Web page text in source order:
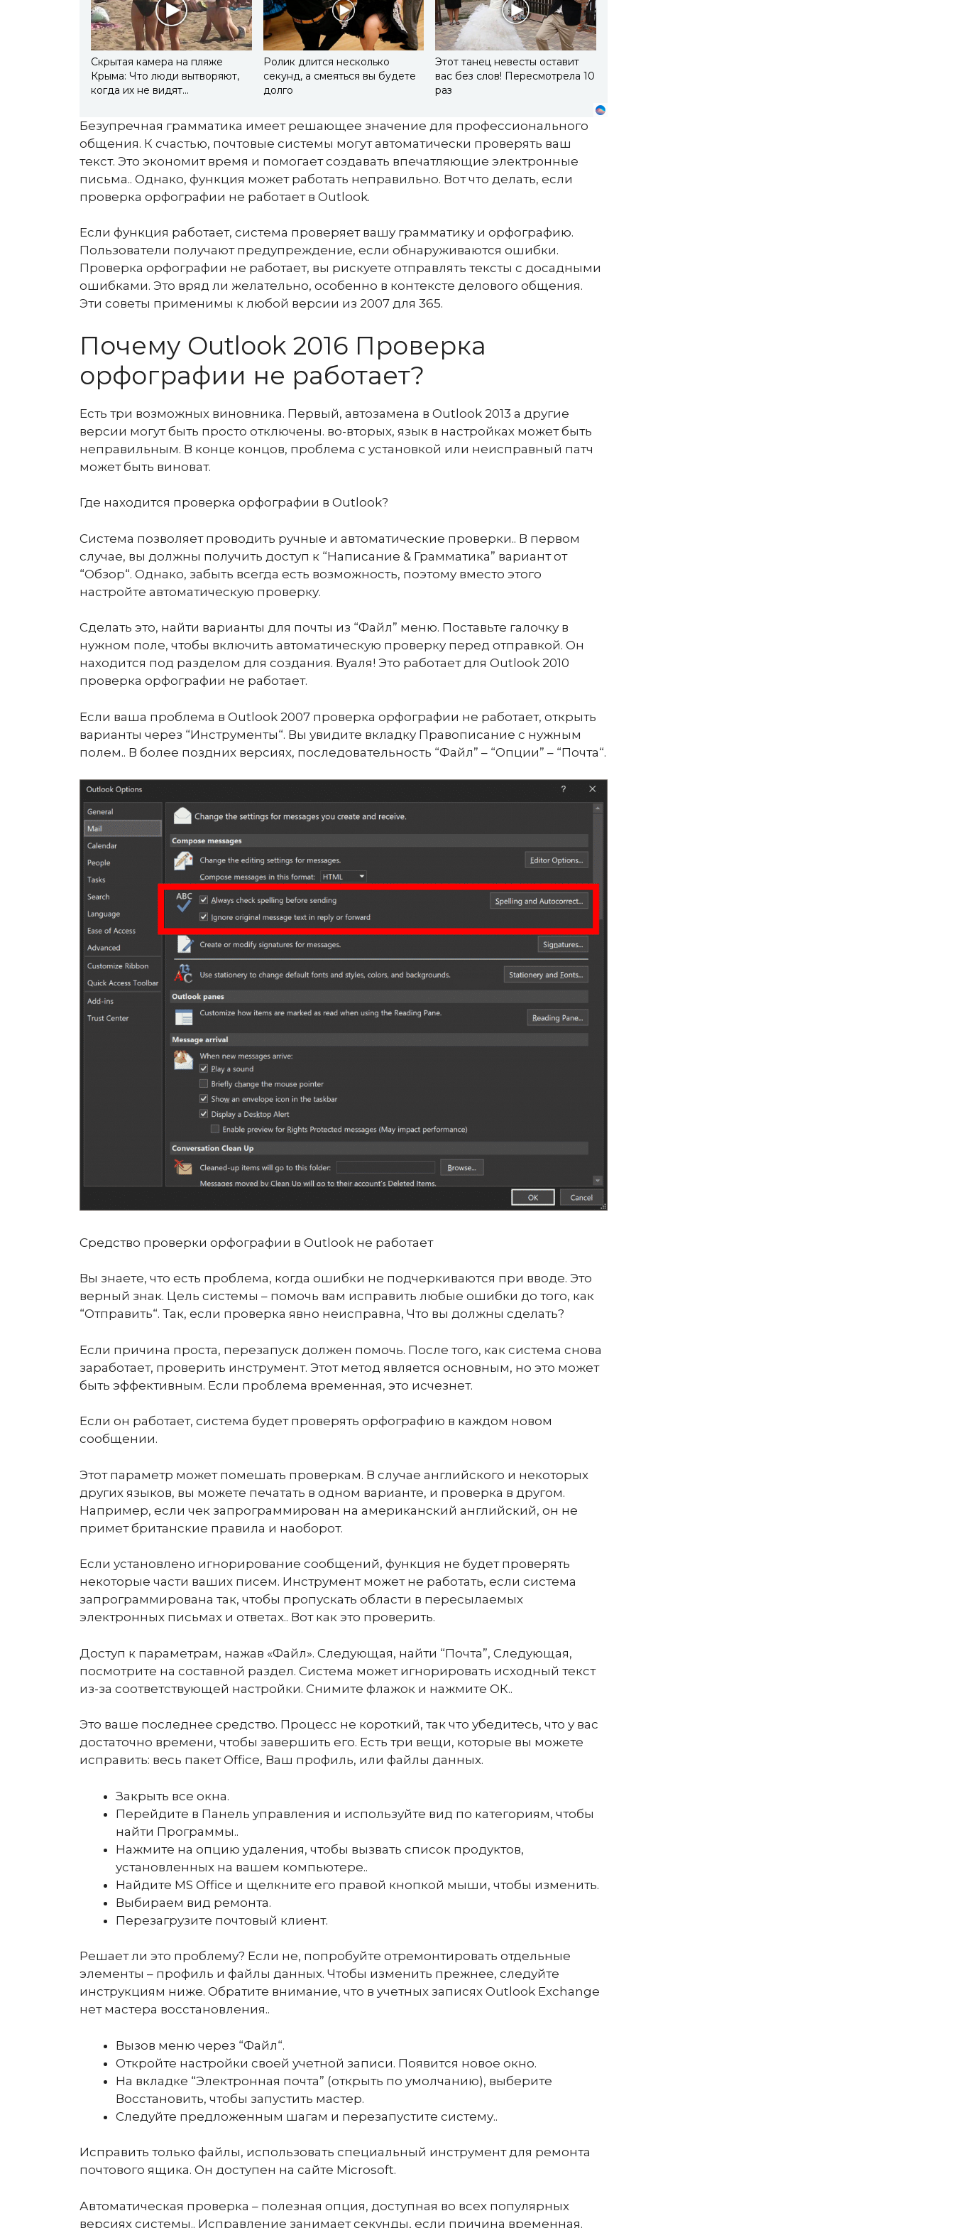
Скрытая камера на пляже
Крыма: Что люди вытворяют,
когда их не видят...
Ролик длится несколько
секунд, а смеяться вы будете
долго
Этот танец невесты оставит
вас без слов! Пересмотрела 10
раз
Безупречная грамматика имеет решающее значение для профессионального
общения. К счастью, почтовые системы могут автоматически проверять ваш
текст. Это экономит время и помогает создавать впечатляющие электронные
письма.. Однако, функция может работать неправильно. Вот что делать, если
проверка орфографии не работает в Outlook.
Если функция работает, система проверяет вашу грамматику и орфографию.
Пользователи получают предупреждение, если обнаруживаются ошибки.
Проверка орфографии не работает, вы рискуете отправлять тексты с досадными
ошибками. Это вряд ли желательно, особенно в контексте делового общения.
Эти советы применимы к любой версии из 2007 для 365.
Почему Outlook 2016 Проверка
орфографии не работает?
Есть три возможных виновника. Первый, автозамена в Outlook 2013 а другие
версии могут быть просто отключены. во-вторых, язык в настройках может быть
неправильным. В конце концов, проблема с установкой или неисправный патч
может быть виноват.
Где находится проверка орфографии в Outlook?
Система позволяет проводить ручные и автоматические проверки.. В первом
случае, вы должны получить доступ к “Написание & Грамматика” вариант от
“Обзор“. Однако, забыть всегда есть возможность, поэтому вместо этого
настройте автоматическую проверку.
Сделать это, найти варианты для почты из “Файл” меню. Поставьте галочку в
нужном поле, чтобы включить автоматическую проверку перед отправкой. Он
находится под разделом для создания. Вуаля! Это работает для Outlook 2010
проверка орфографии не работает.
Если ваша проблема в Outlook 2007 проверка орфографии не работает, открыть
варианты через “Инструменты“. Вы увидите вкладку Правописание с нужным
полем.. В более поздних версиях, последовательность “Файл” – “Опции” – “Почта“.
Средство проверки орфографии в Outlook не работает
Вы знаете, что есть проблема, когда ошибки не подчеркиваются при вводе. Это
верный знак. Цель системы – помочь вам исправить любые ошибки до того, как
“Отправить“. Так, если проверка явно неисправна, Что вы должны сделать?
Если причина проста, перезапуск должен помочь. После того, как система снова
заработает, проверить инструмент. Этот метод является основным, но это может
быть эффективным. Если проблема временная, это исчезнет.
Если он работает, система будет проверять орфографию в каждом новом
сообщении.
Этот параметр может помешать проверкам. В случае английского и некоторых
других языков, вы можете печатать в одном варианте, и проверка в другом.
Например, если чек запрограммирован на американский английский, он не
примет британские правила и наоборот.
Если установлено игнорирование сообщений, функция не будет проверять
некоторые части ваших писем. Инструмент может не работать, если система
запрограммирована так, чтобы пропускать области в пересылаемых
электронных письмах и ответах.. Вот как это проверить.
Доступ к параметрам, нажав «Файл». Следующая, найти “Почта”, Следующая,
посмотрите на составной раздел. Система может игнорировать исходный текст
из-за соответствующей настройки. Снимите флажок и нажмите ОК..
Это ваше последнее средство. Процесс не короткий, так что убедитесь, что у вас
достаточно времени, чтобы завершить его. Есть три вещи, которые вы можете
исправить: весь пакет Office, Ваш профиль, или файлы данных.
Закрыть все окна.
Перейдите в Панель управления и используйте вид по категориям, чтобы
найти Программы..
Нажмите на опцию удаления, чтобы вызвать список продуктов,
установленных на вашем компьютере..
Найдите MS Office и щелкните его правой кнопкой мыши, чтобы изменить.
Выбираем вид ремонта.
Перезагрузите почтовый клиент.
Решает ли это проблему? Если не, попробуйте отремонтировать отдельные
элементы – профиль и файлы данных. Чтобы изменить прежнее, следуйте
инструкциям ниже. Обратите внимание, что в учетных записях Outlook Exchange
нет мастера восстановления..
Вызов меню через “Файл“.
Откройте настройки своей учетной записи. Появится новое окно.
На вкладке “Электронная почта” (открыть по умолчанию), выберите
Восстановить, чтобы запустить мастер.
Следуйте предложенным шагам и перезапустите систему..
Исправить только файлы, использовать специальный инструмент для ремонта
почтового ящика. Он доступен на сайте Microsoft.
Автоматическая проверка – полезная опция, доступная во всех популярных
версиях системы.. Исправление занимает секунды, если причина временная.